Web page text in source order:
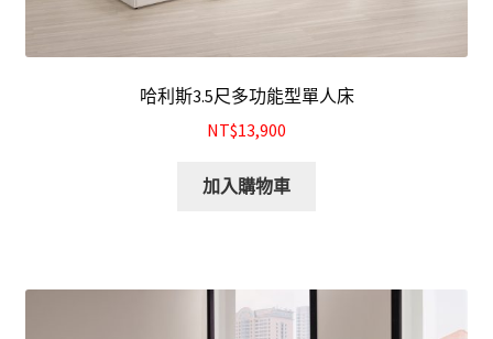
臥室系列
哈利斯3.5尺多功能型單人床
NT$13,900
加入購物車